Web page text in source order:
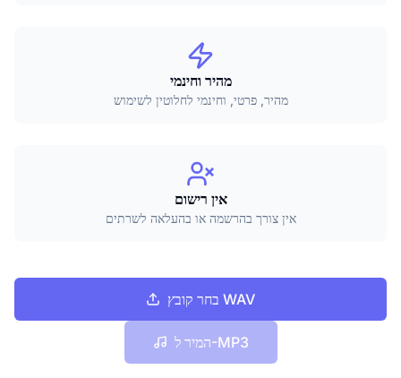
מהיר וחינמי
מהיר, פרטי, וחינמי לחלוטין לשימוש
אין רישום
אין צורך בהרשמה או בהעלאה לשרתים
בחר קובץ WAV
המיר ל-MP3